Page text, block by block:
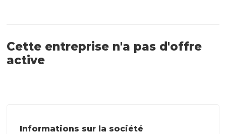
Cette entreprise n'a pas d'offre
active
Informations sur la société